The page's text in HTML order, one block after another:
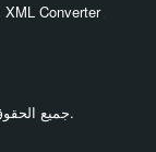
XML Converter
© 2003-2026 CoolUtils Development. جميع الحقوق محفوظة.